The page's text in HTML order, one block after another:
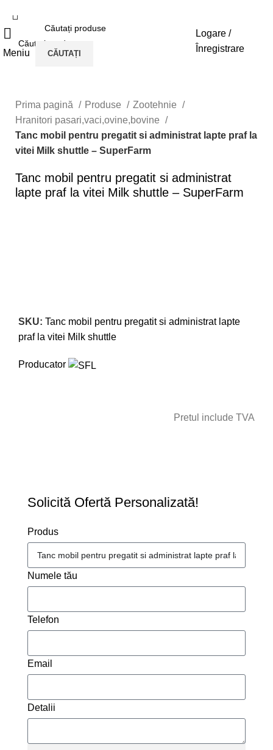
Meniu CĂUTAȚI
Logare /
Înregistrare
Prima pagină Produse
Zootehnie
Hranitori pasari,vaci,ovine,bovine
Tanc mobil pentru pregatit si administrat lapte praf la
vitei Milk shuttle – SuperFarm
Tanc mobil pentru pregatit si administrat
lapte praf la vitei Milk shuttle – SuperFarm
SKU: Tanc mobil pentru pregatit si administrat lapte
praf la vitei Milk shuttle
Producator
Pretul include TVA
Solicită Ofertă Personalizată!
Produs
Numele tău
Telefon
Email
Detalii